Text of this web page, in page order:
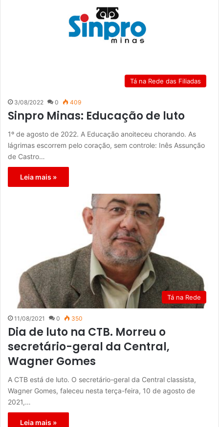
Tá na Rede das Filiadas
3/08/2022 0 409
Sinpro Minas: Educação de luto
1º de agosto de 2022. A Educação anoiteceu chorando. As
lágrimas escorrem pelo coração, sem controle: Inês Assunção
de Castro…
Leia mais »
Tá na Rede
11/08/2021 0 350
Dia de luto na CTB. Morreu o
secretário-geral da Central,
Wagner Gomes
A CTB está de luto. O secretário-geral da Central classista,
Wagner Gomes, faleceu nesta terça-feira, 10 de agosto de
2021,…
Leia mais »